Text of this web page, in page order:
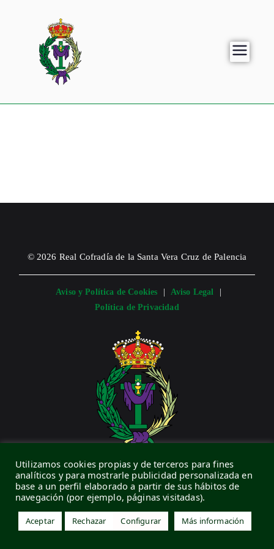
© 2026 Real Cofradía de la Santa Vera Cruz de Palencia
Aviso y Política de Cookies Aviso Legal
Política de Privacidad
CONTACTO
C/ Vera Cruz, 9 · 34005 · Palencia (España)
secretaria@veracruzpalencia.org
673 81 14 89
Utilizamos cookies propias y de terceros para fines
analíticos y para mostrarle publicidad personalizada en
base a un perfil elaborado a partir de sus hábitos de
navegación (por ejemplo, páginas visitadas).
Aceptar Rechazar Configurar Más información